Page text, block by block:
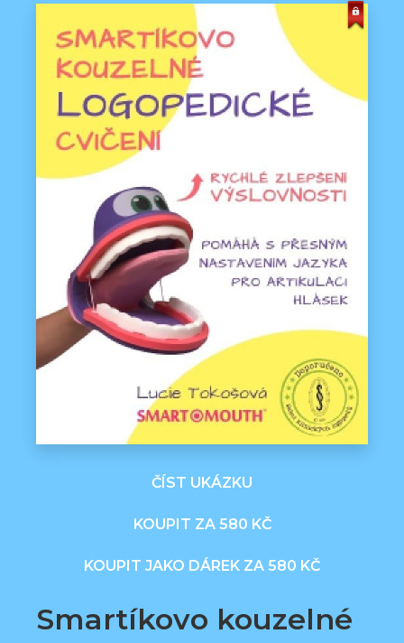
ČÍST UKÁZKU
KOUPIT ZA 580 KČ
KOUPIT JAKO DÁREK ZA 580 KČ
Smartíkovo kouzelné